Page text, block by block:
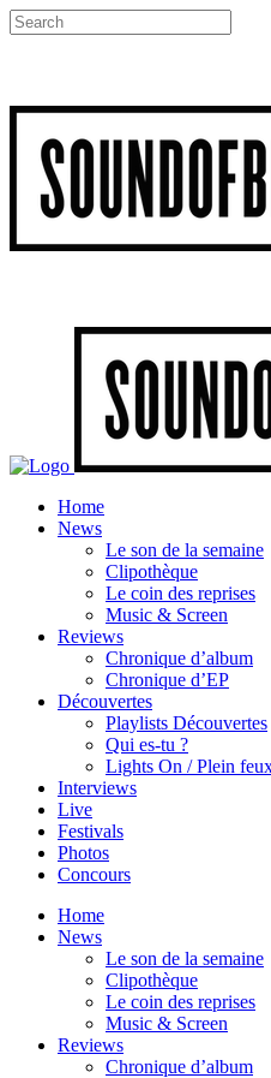
Home
News
Le son de la semaine
Clipothèque
Le coin des reprises
Music & Screen
Reviews
Chronique d’album
Chronique d’EP
Découvertes
Playlists Découvertes
Qui es-tu ?
Lights On / Plein
Interviews
Live
Festivals
Photos
Concours
Home
News
Le son de la semaine
Clipothèque
Le coin des reprises
Music & Screen
Reviews
Chronique d’album